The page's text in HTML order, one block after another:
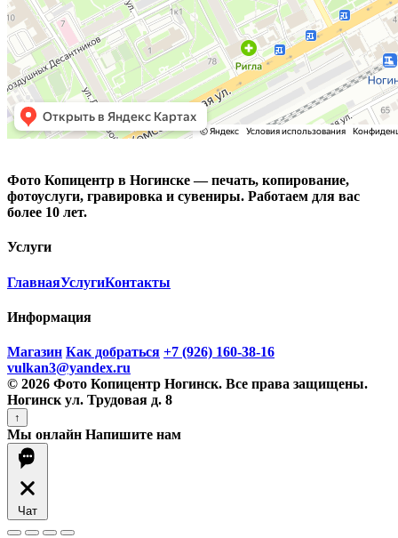
Фото Копицентр в Ногинске — печать, копирование,
фотоуслуги, гравировка и сувениры. Работаем для вас
более 10 лет.
Услуги
ГлавнаяУслугиКонтакты
Информация
Магазин Как добраться +7 (926) 160-38-16
vulkan3@yandex.ru
© 2026 Фото Копицентр Ногинск. Все права защищены.
Ногинск ул. Трудовая д. 8
↑
Мы онлайн Напишите нам
Чат